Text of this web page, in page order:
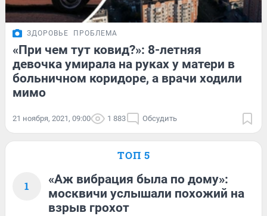
ЗДОРОВЬЕ ПРОБЛЕМА
«При чем тут ковид?»: 8-летняя
девочка умирала на руках у матери в
больничном коридоре, а врачи ходили
мимо
21 ноября, 2021, 09:00 1 883 Обсудить
ТОП 5
1
«Аж вибрация была по дому»:
москвичи услышали похожий на
взрыв грохот